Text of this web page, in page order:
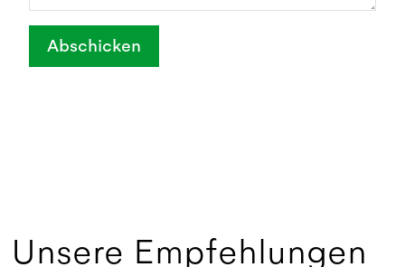
Abschicken
Unsere Empfehlungen